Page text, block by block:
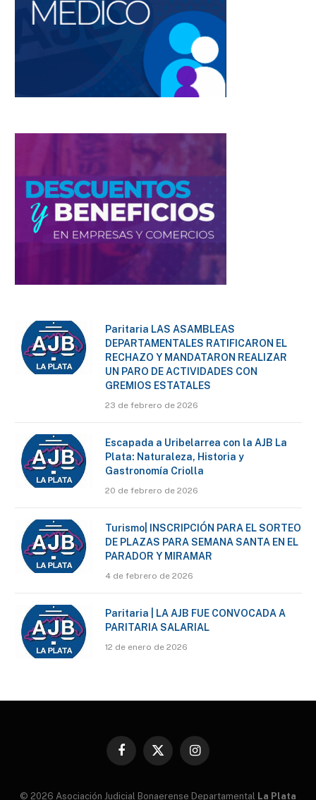
Paritaria LAS ASAMBLEAS
DEPARTAMENTALES RATIFICARON EL
RECHAZO Y MANDATARON REALIZAR
UN PARO DE ACTIVIDADES CON
GREMIOS ESTATALES
23 de febrero de 2026
Escapada a Uribelarrea con la AJB La
Plata: Naturaleza, Historia y
Gastronomía Criolla
20 de febrero de 2026
Turismo| INSCRIPCIÓN PARA EL SORTEO
DE PLAZAS PARA SEMANA SANTA EN EL
PARADOR Y MIRAMAR
4 de febrero de 2026
Paritaria | LA AJB FUE CONVOCADA A
PARITARIA SALARIAL
12 de enero de 2026
Facebook
X
Instagram
© 2026 Asociación Judicial Bonaerense Departamental La Plata